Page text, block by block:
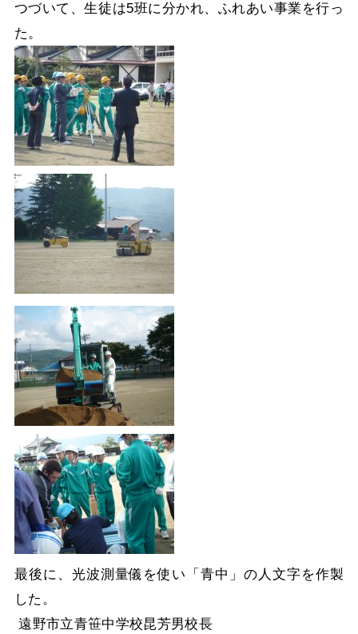
つづいて、生徒は5班に分かれ、ふれあい事業を行っ
た。
最後に、光波測量儀を使い「青中」の人文字を作製
した。
遠野市立青笹中学校昆芳男校長